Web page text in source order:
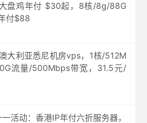
盘鸡年付 $30起，8核/8g/88G
付$88
大利亚悉尼机房vps，1核/512M
流量/500Mbps带宽，31.5元/
活动：香港IP年付六折服务器，